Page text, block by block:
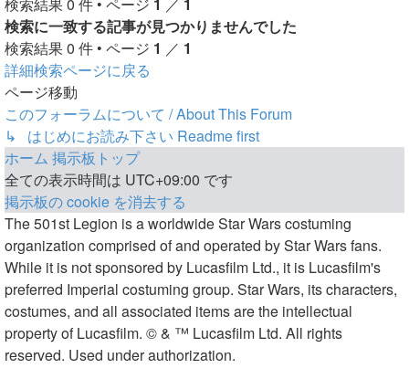
検索に一致する記事が見つかりませんでした
検索結果 0 件 • ページ 1 ／ 1
詳細検索ページに戻る
ページ移動
このフォーラムについて / About This Forum
↳ はじめにお読み下さい Readme first
ホーム 掲示板トップ
全ての表示時間は UTC+09:00 です
掲示板の cookie を消去する
The 501st Legion is a worldwide Star Wars costuming
organization comprised of and operated by Star Wars fans.
While it is not sponsored by Lucasfilm Ltd., it is Lucasfilm's
preferred Imperial costuming group. Star Wars, its characters,
costumes, and all associated items are the intellectual
property of Lucasfilm. © & ™ Lucasfilm Ltd. All rights
reserved. Used under authorization.